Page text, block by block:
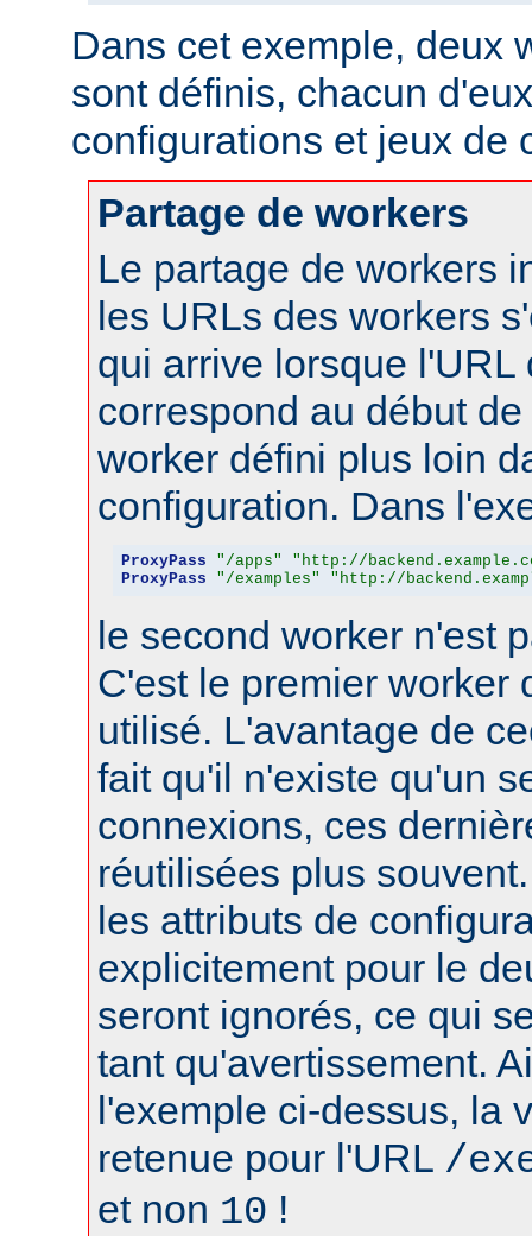
Dans cet exemple, deux
sont définis, chacun
configurations et jeux de
Partage de workers
Le partage de workers
les URLs des workers
qui arrive lorsque l'URL
correspond au début
worker défini plus loin
configuration. Dans
ProxyPass "/apps"
"http://
ProxyPass
"/examples" "http://
le second worker n'est
C'est le premier worker
utilisé. L'avantage de
fait qu'il n'existe qu'un
connexions, ces
réutilisées plus
les attributs de
explicitement pour le
seront ignorés, ce qui
tant qu'avertissement.
l'exemple ci-dessus, la
retenue pour l'URL /
et non 10 !